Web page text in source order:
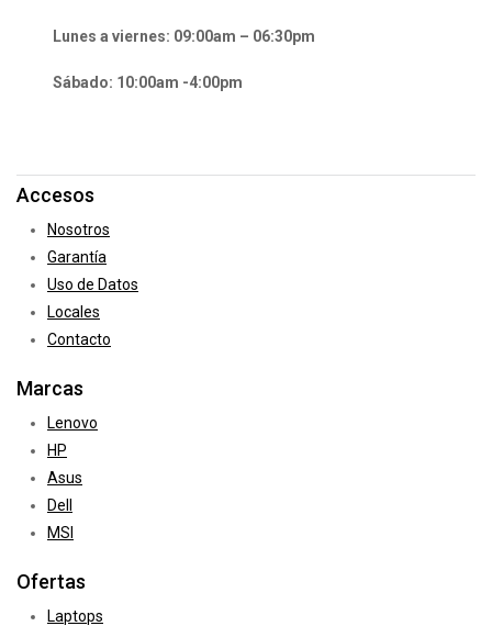
Lunes a viernes: 09:00am – 06:30pm
Sábado: 10:00am -4:00pm
Accesos
Nosotros
Garantía
Uso de Datos
Locales
Contacto
Marcas
Lenovo
HP
Asus
Dell
MSI
Ofertas
Laptops